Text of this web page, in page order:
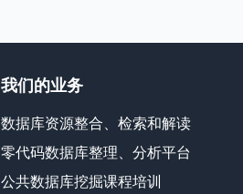
我们的业务
数据库资源整合、检索和解读
零代码数据库整理、分析平台
公共数据库挖掘课程培训